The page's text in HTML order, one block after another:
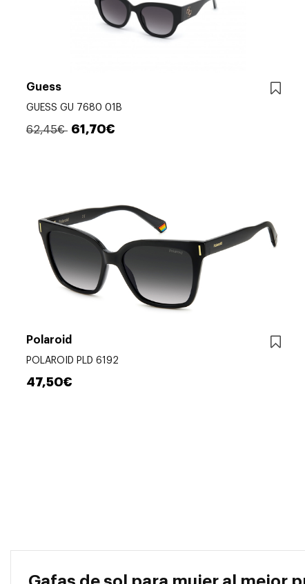
Guess
GUESS GU 7680 01B
62,45€ 61,70€
Polaroid
POLAROID PLD 6192
47,50€